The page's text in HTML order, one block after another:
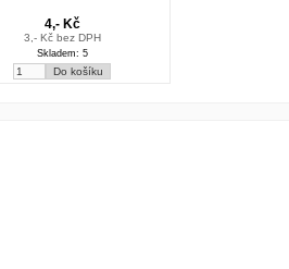
4,- Kč
3,- Kč bez DPH
Skladem: 5